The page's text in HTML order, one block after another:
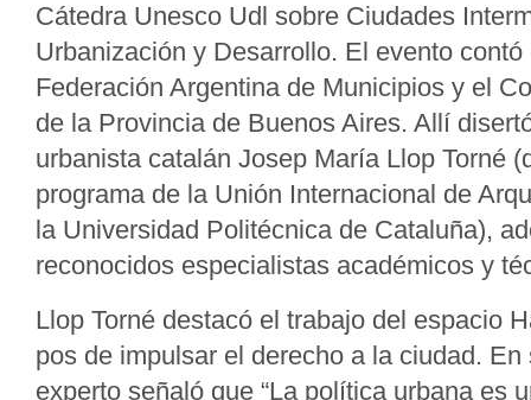
Cátedra Unesco Udl sobre Ciudades
Urbanización y Desarrollo. El evento
Federación Argentina de Municipios y el
de la Provincia de Buenos Aires. Allí
urbanista catalán Josep María Llop Torné
programa de la Unión Internacional de
la Universidad Politécnica de Cataluña),
reconocidos especialistas académicos y
Llop Torné destacó el trabajo del espacio
pos de impulsar el derecho a la ciudad.
experto señaló que “La política urbana es